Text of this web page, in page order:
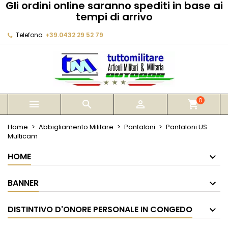
Gli ordini online saranno spediti in base ai
tempi di arrivo
Telefono: +39.0432 29 52 79
   shopping_cart0
Home Abbigliamento Militare Pantaloni
Pantaloni US
Multicam
HOME
BANNER
DISTINTIVO D'ONORE PERSONALE IN CONGEDO
My wishlists
add_circle_outline Create new list
Crea lista dei desideri
Annulla Crea lista dei desideri
Devi avere effettuato l'accesso per salvare dei
prodotti nella tua lista dei desideri.
Annulla